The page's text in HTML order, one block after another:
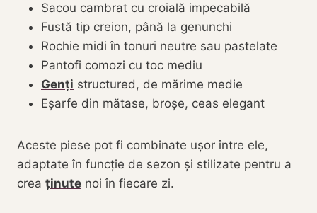
Sacou cambrat cu croială impecabilă
Fustă tip creion, până la genunchi
Rochie midi în tonuri neutre sau pastelate
Pantofi comozi cu toc mediu
Genți structured, de mărime medie
Eșarfe din mătase, broșe, ceas elegant
Aceste piese pot fi combinate ușor între ele,
adaptate în funcție de sezon și stilizate pentru a
crea ținute noi în fiecare zi.